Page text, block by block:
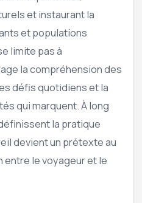
et instaurant la
et populations
limite pas à
la compréhension des
défis quotidiens et la
qui marquent. À long
la pratique
devient un prétexte au
entre le voyageur et le